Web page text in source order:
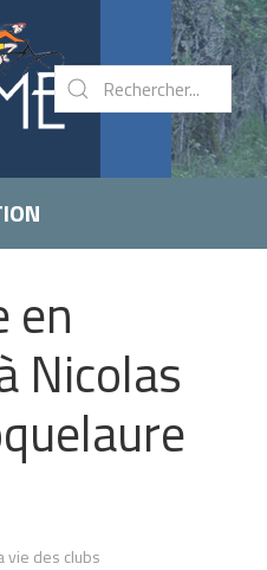
en
Nicolas
vie des clubs